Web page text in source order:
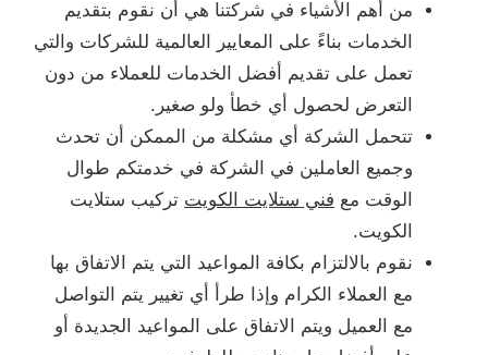
من أهم الأشياء في شركتنا هي أن نقوم بتقديم
الخدمات بناءً على المعايير العالمية للشركات والتي
تعمل على تقديم أفضل الخدمات للعملاء من دون
التعرض لحصول أي خطأ ولو صغير.
تتحمل الشركة أي مشكلة من الممكن أن تحدث
وجميع العاملين في الشركة في خدمتكم طوال
الوقت مع فني ستلايت الكويت تركيب ستلايت
الكويت.
نقوم بالالتزام بكافة المواعيد التي يتم الاتفاق بها
مع العملاء الكرام وإذا طرأ أي تغيير يتم التواصل
مع العميل ويتم الاتفاق على المواعيد الجديدة أو